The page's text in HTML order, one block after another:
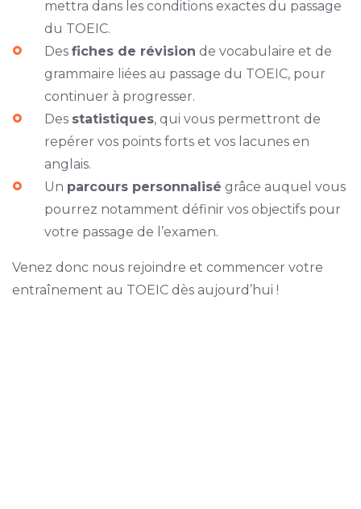
mettra dans les conditions exactes du passage
du TOEIC.
Des fiches de révision de vocabulaire et de
grammaire liées au passage du TOEIC, pour
continuer à progresser.
Des statistiques, qui vous permettront de
repérer vos points forts et vos lacunes en
anglais.
Un parcours personnalisé grâce auquel vous
pourrez notamment définir vos objectifs pour
votre passage de l’examen.
Venez donc nous rejoindre et commencer votre
entraînement au TOEIC dès aujourd’hui !